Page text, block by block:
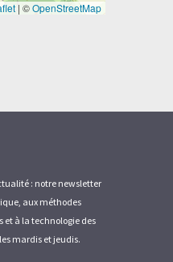
| ©OpenStreetMap
: notre newsletter
aux méthodes
à la technologie des
mardis et jeudis.